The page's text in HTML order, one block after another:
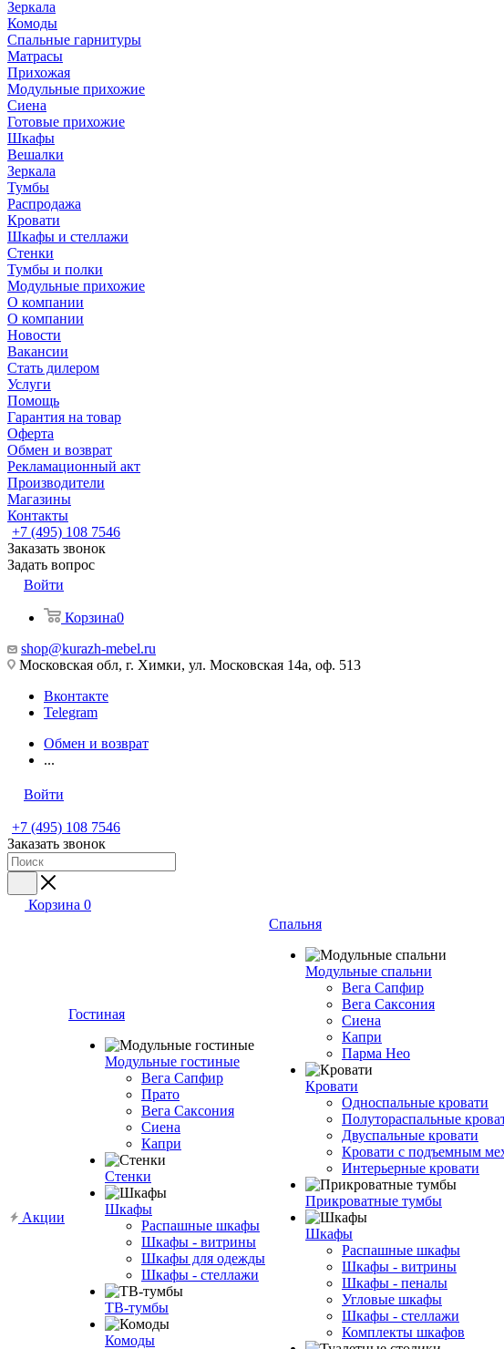
Зеркала
Комоды
Спальные гарнитуры
Матрасы
Прихожая
Модульные прихожие
Сиена
Готовые прихожие
Шкафы
Вешалки
Зеркала
Тумбы
Распродажа
Кровати
Шкафы и стеллажи
Стенки
Тумбы и полки
Модульные прихожие
О компании
О компании
Новости
Вакансии
Стать дилером
Услуги
Помощь
Гарантия на товар
Оферта
Обмен и возврат
Рекламационный акт
Производители
Магазины
Контакты
+7 (495) 108 7546
Заказать звонок
Задать вопрос
Войти
Корзина0
shop@kurazh-mebel.ru
Московская обл, г. Химки, ул. Московская 14а, оф. 513
Вконтакте
Telegram
Обмен и возврат
...
Войти
+7 (495) 108 7546
Заказать звонок
Корзина 0
Акции
Гостиная
Модульные гостиные
Вега Сапфир
Прато
Вега Саксония
Сиена
Капри
Стенки
Шкафы
Распашные шкафы
Шкафы - витрины
Шкафы для одежды
Шкафы - стеллажи
ТВ-тумбы
Комоды
Спальня
Модульные спальни
Вега Сапфир
Вега Саксония
Сиена
Капри
Парма Нео
Кровати
Односпальные кровати
Полутораспальные
Двуспальные кровати
Кровати с подъемным
Интерьерные кровати
Прикроватные тумбы
Шкафы
Распашные шкафы
Шкафы - витрины
Шкафы - пеналы
Угловые шкафы
Шкафы - стеллажи
Комплекты шкафов